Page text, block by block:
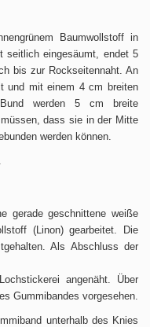
Baumwollstoff in
seitlich eingesäumt, endet 5
bis zur Rockseitennaht. An
und mit einem 4 cm breiten
werden 5 cm breite
dass sie in der Mitte
werden können.
gerade geschnittene weiße
(Linon) gearbeitet. Die
Als Abschluss der
angenäht. Über
Gummibandes vorgesehen.
unterhalb des Knies